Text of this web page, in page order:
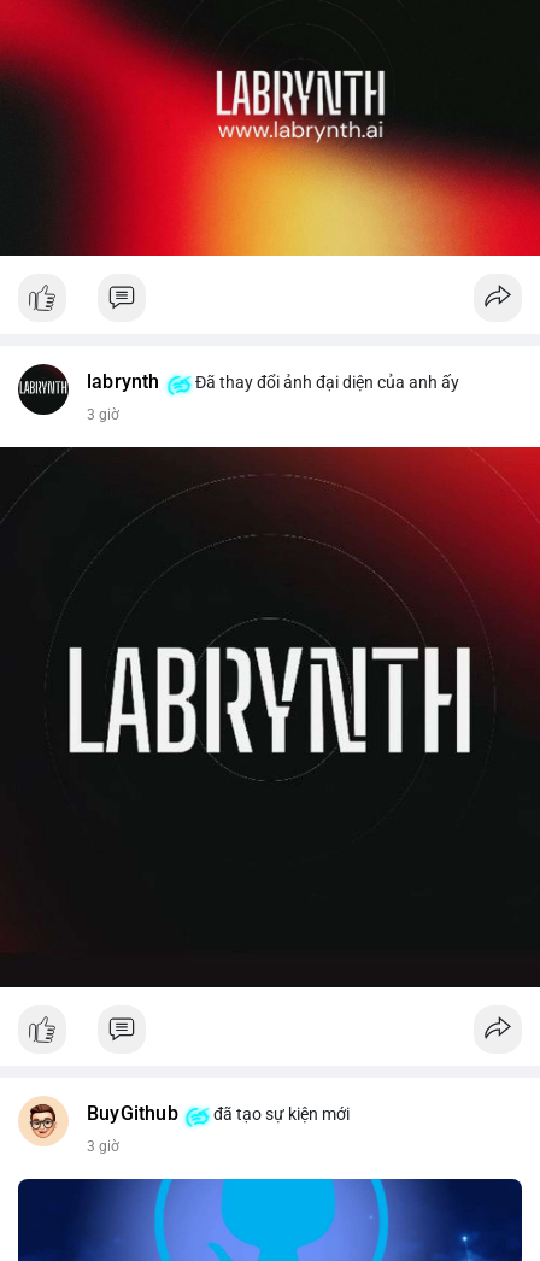
labrynth Đã thay đổi ảnh đại diện của anh ấy
3 giờ
BuyGithub đã tạo sự kiện mới
3 giờ